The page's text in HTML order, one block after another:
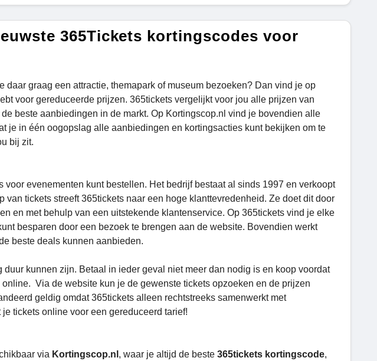
365Tickets kortingscodes voor
daar graag een attractie, themapark of museum bezoeken? Dan vind je op
voor gereduceerde prijzen. 365tickets vergelijkt voor jou alle prijzen van
beste aanbiedingen in de markt. Op Kortingscop.nl vind je bovendien alle
je in één oogopslag alle aanbiedingen en kortingsacties kunt bekijken om te
bij zit.
evenementen kunt bestellen. Het bedrijf bestaat al sinds 1997 en verkoopt
van tickets streeft 365tickets naar een hoge klanttevredenheid. Ze doet dit door
en met behulp van een uitstekende klantenservice. Op 365tickets vind je elke
besparen door een bezoek te brengen aan de website. Bovendien werkt
beste deals kunnen aanbieden.
duur kunnen zijn. Betaal in ieder geval niet meer dan nodig is en koop voordat
Via de website kun je de gewenste tickets opzoeken en de prijzen
geldig omdat 365tickets alleen rechtstreeks samenwerkt met
tickets online voor een gereduceerd tarief!
via Kortingscop.nl , waar je altijd de beste 365tickets kortingscode,